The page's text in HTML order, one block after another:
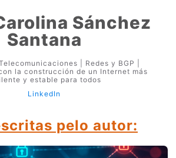
Sánchez
Santana
| Redes y BGP |
la construcción de un Internet más
y estable para todos
LinkedIn
pelo autor: